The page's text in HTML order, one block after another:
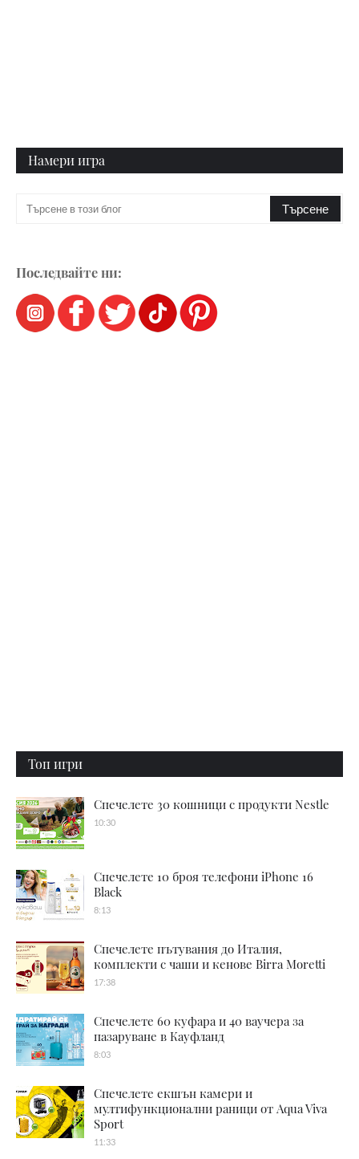
Намери игра
Последвайте ни:
Топ игри
Спечелете 30 кошници с продукти Nestle
10:30
Спечелете 10 броя телефони iPhone 16
Black
8:13
Спечелете пътувания до Италия,
комплекти с чаши и кенове Birra Moretti
17:38
Спечелете 60 куфара и 40 ваучера за
пазаруване в Кауфланд
8:03
Спечелете екшън камери и
мултифункционални раници от Aqua Viva
Sport
11:33